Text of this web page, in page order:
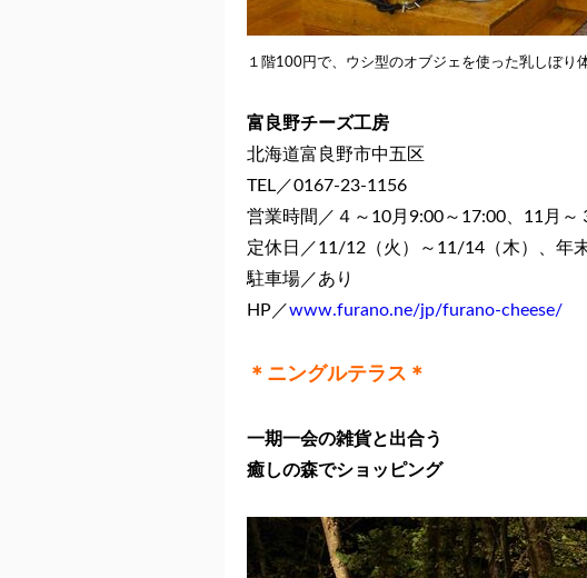
１階100円で、ウシ型のオブジェを使った乳しぼり
富良野チーズ工房
北海道富良野市中五区
TEL／0167-23-1156
営業時間／４～10月9:00～17:00、11月～
定休日／11/12（火）～11/14（木）、年
駐車場／あり
HP／www.furano.ne/jp/furano-cheese/
＊ニングルテラス＊
一期一会の雑貨と出合う
癒しの森でショッピング